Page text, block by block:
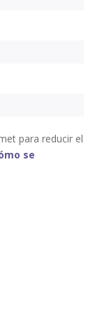
para reducir el
se